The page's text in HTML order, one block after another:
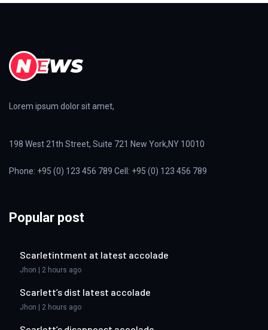
Lorem ipsum dolor sit amet,
198 West 21th Street, Suite 721 New York,NY 10010
Phone: +95 (0) 123 456 789 Cell: +95 (0) 123 456 789
Popular post
Scarletintment at latest accolade
Jhon | 2 hours ago
Scarlett’s dist latest accolade
Jhon | 2 hours ago